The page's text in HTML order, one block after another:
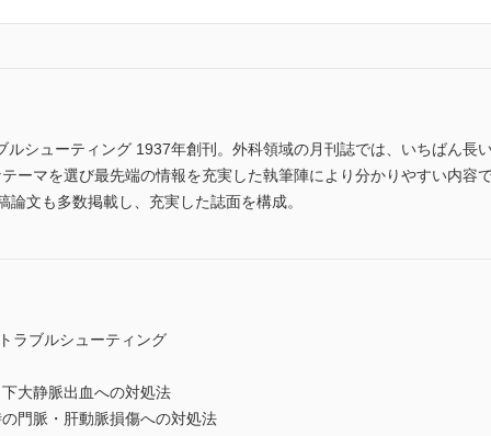
ルシューティング 1937年創刊。外科領域の月刊誌では、いちばん長
ーマを選び最先端の情報を充実した執筆陣により分かりやすい内容
文も多数掲載し、充実した誌面を構成。
ラブルシューティング
大静脈出血への対処法
門脈・肝動脈損傷への対処法